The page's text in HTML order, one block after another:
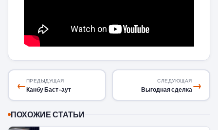
←ПРЕДЫДУЩАЯ
Канбу Баст-аут →
СЛЕДУЮЩАЯ
Выгодная сделка
ПОХОЖИЕ СТАТЬИ